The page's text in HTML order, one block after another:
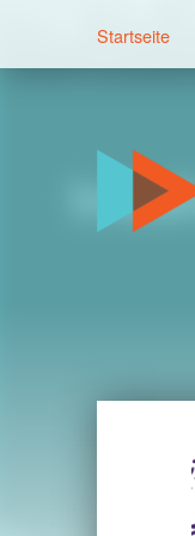
Startseite